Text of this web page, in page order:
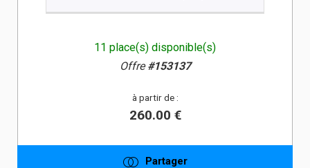
11 place(s) disponible(s)
Offre#153137
à partir de :
260.00 €
Partager